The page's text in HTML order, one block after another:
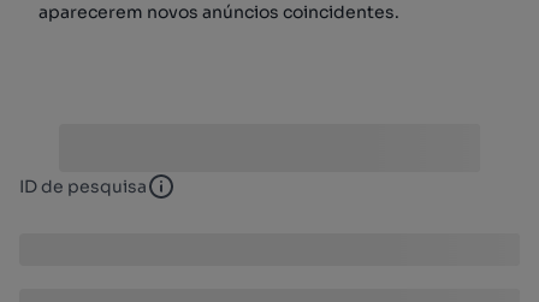
aparecerem novos anúncios coincidentes.
ID de pesquisa ID de pesquisa